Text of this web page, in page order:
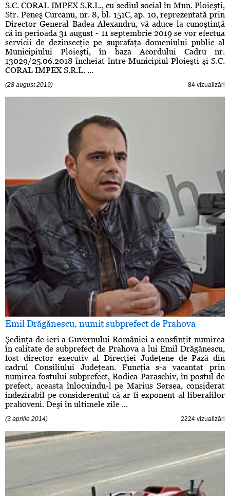
S.C. CORAL IMPEX S.R.L., cu sediul social în Mun. Ploieşti,
Str. Peneş Curcanu, nr. 8, bl. 151C, ap. 10, reprezentată prin
Director General Badea Alexandru, vă aduce la cunoştinţă
că în perioada 31 august - 11 septembrie 2019 se vor efectua
servicii de dezinsecţie pe suprafaţa domeniului public al
Municipiului Ploieşti, în baza Acordului Cadru nr.
13029/25.06.2018 încheiat între Municipiul Ploieşti şi S.C.
CORAL IMPEX S.R.L. ...
(28 august 2019) 84 vizualizări
Emil Drăgănescu, numit subprefect de Prahova
Şedinţa de ieri a Guvernului României a consfinţit numirea
în calitate de subprefect de Prahova a lui Emil Drăgănescu,
fost director executiv al Direcţiei Judeţene de Pază din
cadrul Consiliului Judeţean. Funcţia s-a vacantat prin
numirea fostului subprefect, Rodica Paraschiv, în postul de
prefect, aceasta înlocuindu-l pe Marius Sersea, considerat
indezirabil pe considerentul că ar fi exponent al liberalilor
prahoveni. Deşi în ultimele zile ...
(3 aprilie 2014) 2224 vizualizări